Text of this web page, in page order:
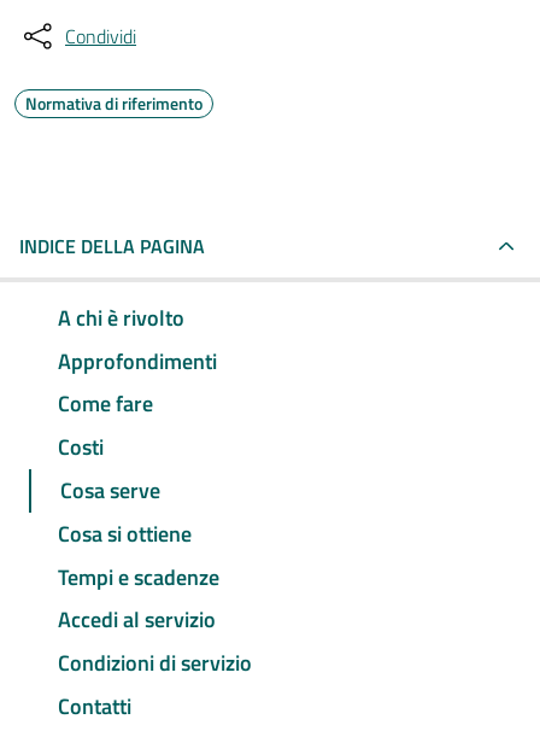
Condividi
Normativa di riferimento
INDICE DELLA PAGINA
A chi è rivolto
Approfondimenti
Come fare
Costi
Cosa serve
Cosa si ottiene
Tempi e scadenze
Accedi al servizio
Condizioni di servizio
Contatti